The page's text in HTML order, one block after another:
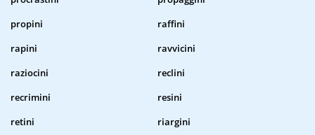
propini
raffini
rapini
ravvicini
raziocini
reclini
recrimini
resini
retini
riargini